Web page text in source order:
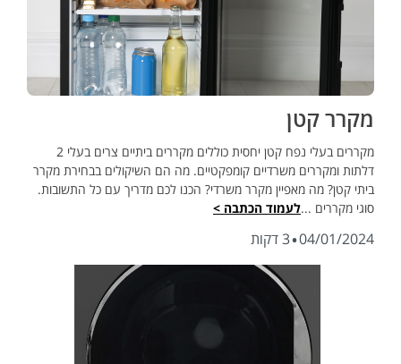
מקרר קטן
מקררים בעלי נפח קטן יחסית כוללים מקררים ביתיים צרים בעלי 2
דלתות ומקררים משרדיים קומפקטיים. מה הם השיקולים בבחירת מקרר
ביתי קטן? מה מאפיין מקרר משרדי? הכנו לכם מדריך עם כל התשובות.
סוגי מקררים ...לעמוד הכתבה >
04/01/2024
·3 דקות